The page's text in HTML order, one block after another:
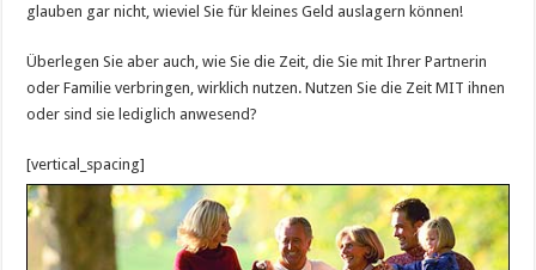
glauben gar nicht, wieviel Sie für kleines Geld auslagern können!
Überlegen Sie aber auch, wie Sie die Zeit, die Sie mit Ihrer Partnerin
oder Familie verbringen, wirklich nutzen. Nutzen Sie die Zeit MIT ihnen
oder sind sie lediglich anwesend?
[vertical_spacing]